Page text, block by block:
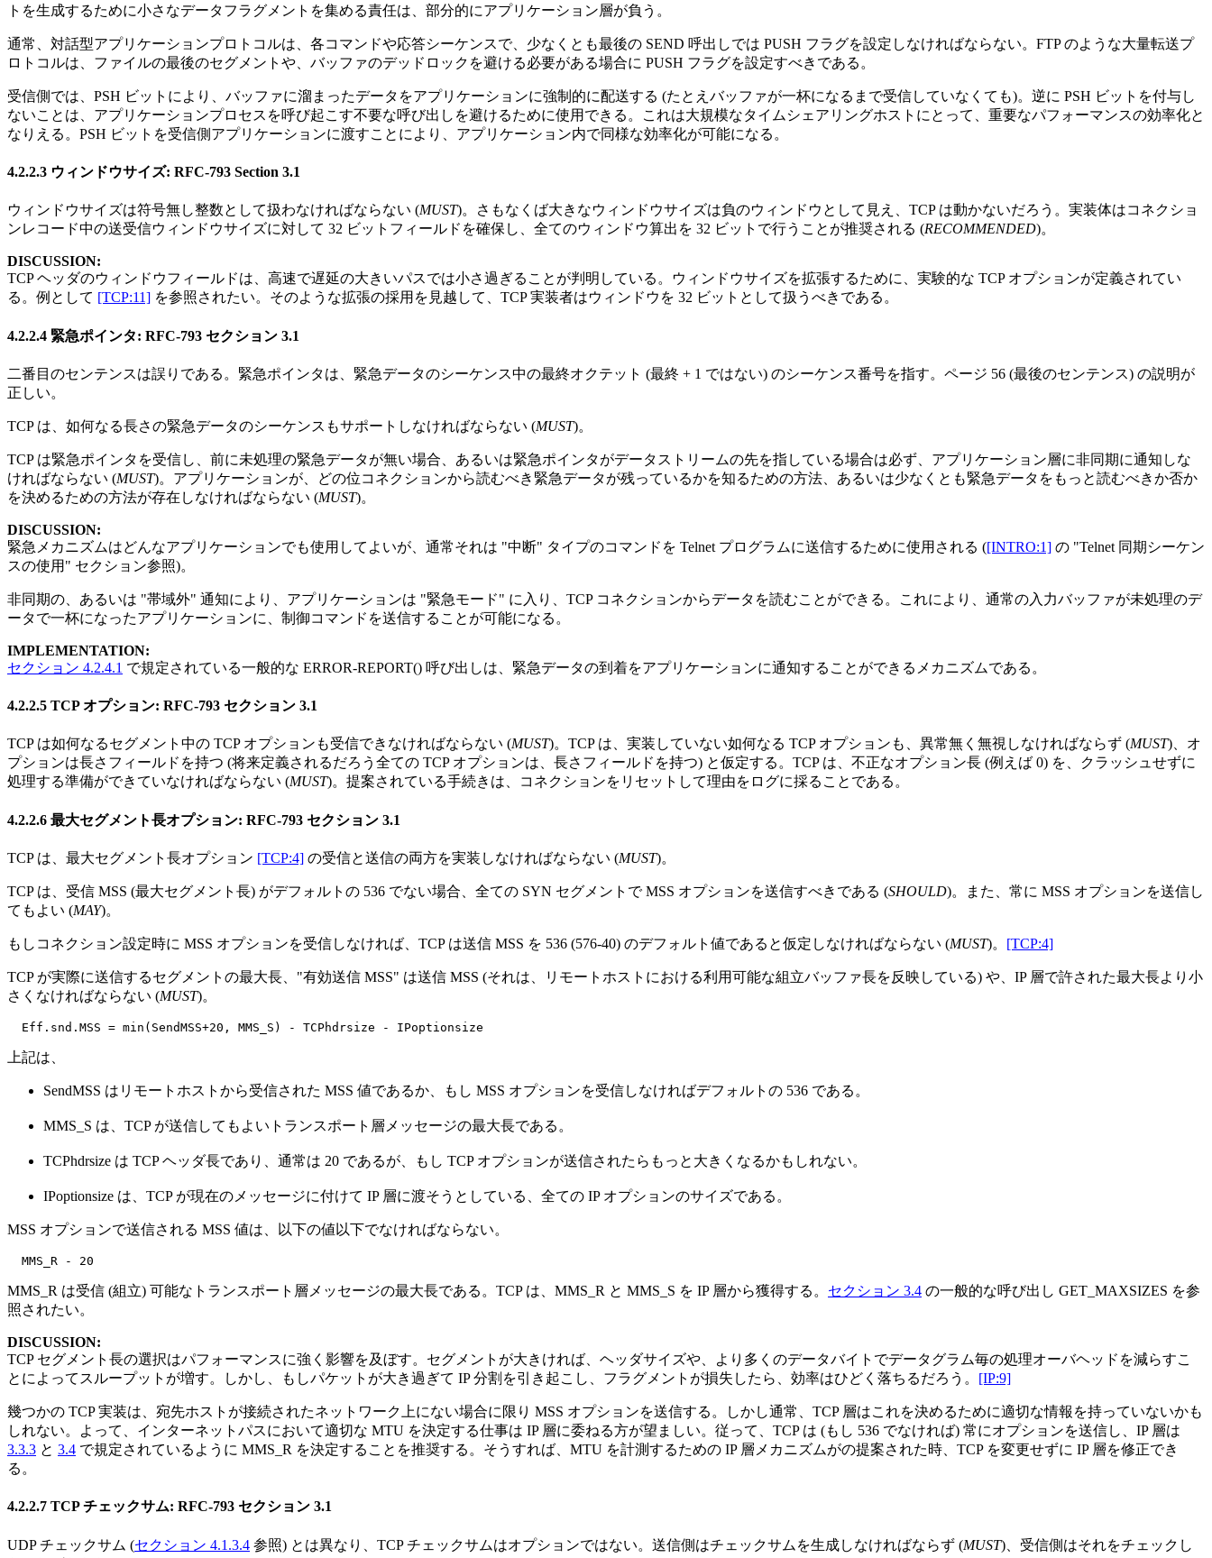
トを生成するために小さなデータフラグメントを集める責任は、部分的にアプリケーション層が負う。
通常、対話型アプリケーションプロトコルは、各コマンドや応答シーケンスで、少なくとも最後の SEND 呼出しでは PUSH フラグを設定しなければならない。FTP のような大量転送プ
ロトコルは、ファイルの最後のセグメントや、バッファのデッドロックを避ける必要がある場合に PUSH フラグを設定すべきである。
受信側では、PSH ビットにより、バッファに溜まったデータをアプリケーションに強制的に配送する (たとえバッファが一杯になるまで受信していなくても)。逆に PSH ビットを付与し
ないことは、アプリケーションプロセスを呼び起こす不要な呼び出しを避けるために使用できる。これは大規模なタイムシェアリングホストにとって、重要なパフォーマンスの効率化と
なりえる。PSH ビットを受信側アプリケーションに渡すことにより、アプリケーション内で同様な効率化が可能になる。
4.2.2.3 ウィンドウサイズ: RFC-793 Section 3.1
ウィンドウサイズは符号無し整数として扱わなければならない (MUST)。さもなくば大きなウィンドウサイズは負のウィンドウとして見え、TCP は動かないだろう。実装体はコネクショ
ンレコード中の送受信ウィンドウサイズに対して 32 ビットフィールドを確保し、全てのウィンドウ算出を 32 ビットで行うことが推奨される (RECOMMENDED)。
DISCUSSION:
TCP ヘッダのウィンドウフィールドは、高速で遅延の大きいパスでは小さ過ぎることが判明している。ウィンドウサイズを拡張するために、実験的な TCP オプションが定義されてい
る。例として [TCP:11] を参照されたい。そのような拡張の採用を見越して、TCP 実装者はウィンドウを 32 ビットとして扱うべきである。
4.2.2.4 緊急ポインタ: RFC-793 セクション 3.1
二番目のセンテンスは誤りである。緊急ポインタは、緊急データのシーケンス中の最終オクテット (最終 + 1 ではない) のシーケンス番号を指す。ページ 56 (最後のセンテンス) の説明が
正しい。
TCP は、如何なる長さの緊急データのシーケンスもサポートしなければならない (MUST)。
TCP は緊急ポインタを受信し、前に未処理の緊急データが無い場合、あるいは緊急ポインタがデータストリームの先を指している場合は必ず、アプリケーション層に非同期に通知しな
ければならない (MUST)。アプリケーションが、どの位コネクションから読むべき緊急データが残っているかを知るための方法、あるいは少なくとも緊急データをもっと読むべきか否か
を決めるための方法が存在しなければならない (MUST)。
DISCUSSION:
緊急メカニズムはどんなアプリケーションでも使用してよいが、通常それは "中断" タイプのコマンドを Telnet プログラムに送信するために使用される ([INTRO:1] の "Telnet 同期シーケン
スの使用" セクション参照)。
非同期の、あるいは "帯域外" 通知により、アプリケーションは "緊急モード" に入り、TCP コネクションからデータを読むことができる。これにより、通常の入力バッファが未処理のデ
ータで一杯になったアプリケーションに、制御コマンドを送信することが可能になる。
IMPLEMENTATION:
セクション 4.2.4.1 で規定されている一般的な ERROR-REPORT() 呼び出しは、緊急データの到着をアプリケーションに通知することができるメカニズムである。
4.2.2.5 TCP オプション: RFC-793 セクション 3.1
TCP は如何なるセグメント中の TCP オプションも受信できなければならない (MUST)。TCP は、実装していない如何なる TCP オプションも、異常無く無視しなければならず (MUST)、オ
プションは長さフィールドを持つ (将来定義されるだろう全ての TCP オプションは、長さフィールドを持つ) と仮定する。TCP は、不正なオプション長 (例えば 0) を、クラッシュせずに
処理する準備ができていなければならない (MUST)。提案されている手続きは、コネクションをリセットして理由をログに採ることである。
4.2.2.6 最大セグメント長オプション: RFC-793 セクション 3.1
TCP は、最大セグメント長オプション [TCP:4] の受信と送信の両方を実装しなければならない (MUST)。
TCP は、受信 MSS (最大セグメント長) がデフォルトの 536 でない場合、全ての SYN セグメントで MSS オプションを送信すべきである (SHOULD)。また、常に MSS オプションを送信し
てもよい (MAY)。
もしコネクション設定時に MSS オプションを受信しなければ、TCP は送信 MSS を 536 (576-40) のデフォルト値であると仮定しなければならない (MUST)。 [TCP:4]
TCP が実際に送信するセグメントの最大長、"有効送信 MSS" は送信 MSS (それは、リモートホストにおける利用可能な組立バッファ長を反映している) や、IP 層で許された最大長より小
さくなければならない (MUST)。
上記は、
SendMSS はリモートホストから受信された MSS 値であるか、もし MSS オプションを受信しなければデフォルトの 536 である。
MMS_S は、TCP が送信してもよいトランスポート層メッセージの最大長である。
TCPhdrsize は TCP ヘッダ長であり、通常は 20 であるが、もし TCP オプションが送信されたらもっと大きくなるかもしれない。
IPoptionsize は、TCP が現在のメッセージに付けて IP 層に渡そうとしている、全ての IP オプションのサイズである。
MSS オプションで送信される MSS 値は、以下の値以下でなければならない。
MMS_R は受信 (組立) 可能なトランスポート層メッセージの最大長である。TCP は、MMS_R と MMS_S を IP 層から獲得する。 セクション 3.4 の一般的な呼び出し GET_MAXSIZES を参
照されたい。
DISCUSSION:
TCP セグメント長の選択はパフォーマンスに強く影響を及ぼす。セグメントが大きければ、ヘッダサイズや、より多くのデータバイトでデータグラム毎の処理オーバヘッドを減らすこ
とによってスループットが増す。しかし、もしパケットが大き過ぎて IP 分割を引き起こし、フラグメントが損失したら、効率はひどく落ちるだろう。 [IP:9]
幾つかの TCP 実装は、宛先ホストが接続されたネットワーク上にない場合に限り MSS オプションを送信する。しかし通常、TCP 層はこれを決めるために適切な情報を持っていないかも
しれない。よって、インターネットパスにおいて適切な MTU を決定する仕事は IP 層に委ねる方が望ましい。従って、TCP は (もし 536 でなければ) 常にオプションを送信し、IP 層は
3.3.3 と 3.4 で規定されているように MMS_R を決定することを推奨する。そうすれば、MTU を計測するための IP 層メカニズムがの提案された時、TCP を変更せずに IP 層を修正でき
る。
4.2.2.7 TCP チェックサム: RFC-793 セクション 3.1
UDP チェックサム (セクション 4.1.3.4 参照) とは異なり、TCP チェックサムはオプションではない。送信側はチェックサムを生成しなければならず (MUST)、受信側はそれをチェックし